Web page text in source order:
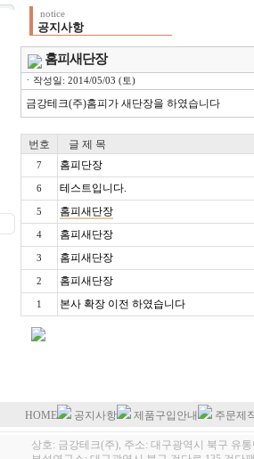
notice
공지사항
홈피새단장
ㆍ작성일: 2014/05/03 (토)
금강테크(주)홈피가 새단장을 하였습니다
번호 글 제 목
7 홈피단장
6 테스트입니다.
5 홈피새단장
4 홈피새단장
3 홈피새단장
2 홈피새단장
1 본사 확장 이전 하였습니다
HOME 공지사항 제품구입안내 주문제
상호: 금강테크(주), 주소: 대구광역시 북구 유